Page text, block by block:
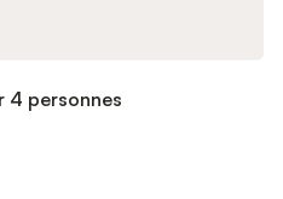
4 personnes